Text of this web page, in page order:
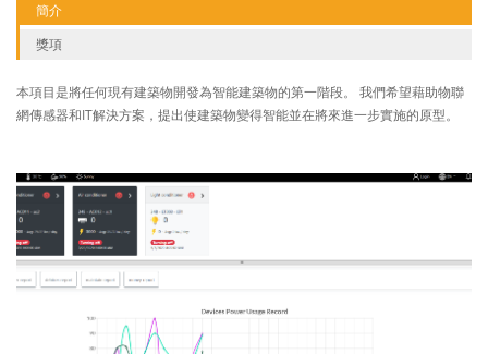
簡介
獎項
本項目是將任何現有建築物開發為智能建築物的第一階段。 我們希望藉助物聯
網傳感器和IT解決方案，提出使建築物變得智能並在將來進一步實施的原型。